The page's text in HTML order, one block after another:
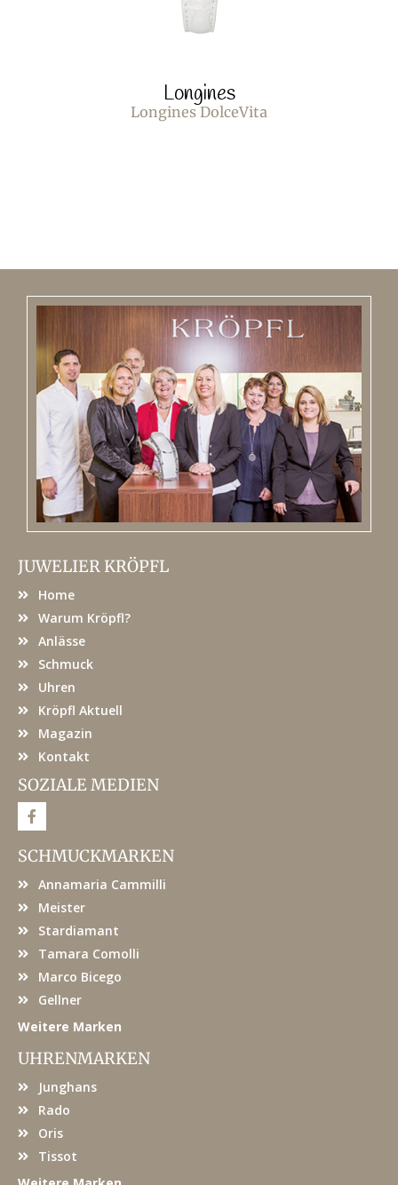
Longines
Longines DolceVita
JUWELIER KRÖPFL
Home
Warum Kröpfl?
Anlässe
Schmuck
Uhren
Kröpfl Aktuell
Magazin
Kontakt
SOZIALE MEDIEN
F
a
e
b
o
SCHMUCKMARKEN
Annamaria Cammilli
Meister
Stardiamant
Tamara Comolli
Marco Bicego
Gellner
Weitere Marken
UHRENMARKEN
Junghans
Rado
Oris
Tissot